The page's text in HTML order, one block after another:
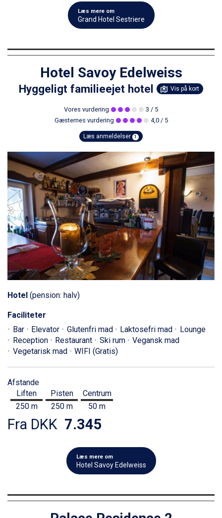
Læs mere om
Grand Hotel Sestriere
Hotel Savoy Edelweiss
Hyggeligt familieejet hotel Vis på kort
Vores vurdering 3 / 5
Gæsternes vurdering
4,0/ 5
Læs anmeldelser 1
Hotel (pension: halv)
Faciliteter
Bar
Elevator Glutenfri mad Laktosefri mad
Lounge
Reception
Restaurant Ski rum
Vegansk mad
Vegetarisk mad
WIFI (Gratis)
Afstande
Liften
250 m
Pisten
250 m
Centrum
50 m
Fra DKK 7.345
Læs mere om
Hotel Savoy Edelweiss